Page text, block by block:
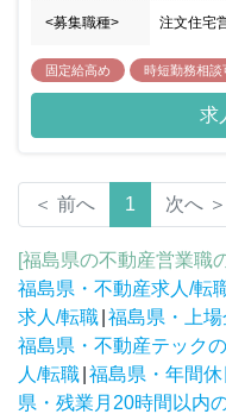
<募集職種> 注文住宅
固定給高め 時短勤務相談
求
＜ 前へ 1 次へ ＞
[福島県の不動産営業職
福島県・不動産求人/転
求人/転職 福島県・上
福島県・不動産テック
人/転職 福島県・年間
県・残業月20時間以内